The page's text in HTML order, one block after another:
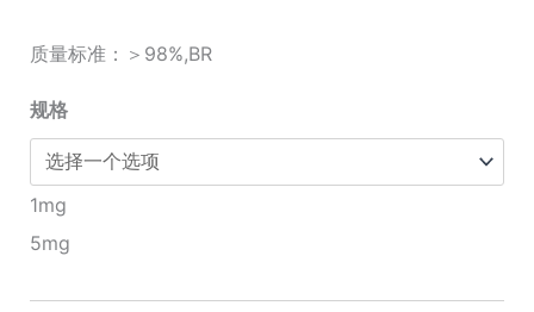
至
¥3,150.00
质量标准：＞98%,BR
规格
1mg
5mg